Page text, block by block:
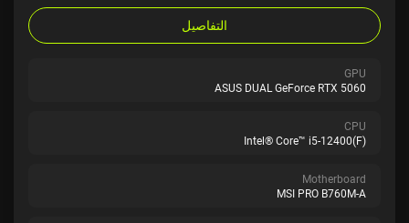
التفاصيل
GPU
ASUS DUAL GeForce RTX 5060
CPU
Intel® Core™ i5-12400(F)
Motherboard
MSI PRO B760M-A